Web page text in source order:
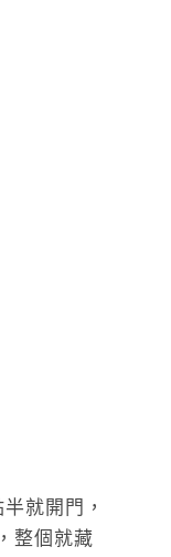
就開門，
整個就藏